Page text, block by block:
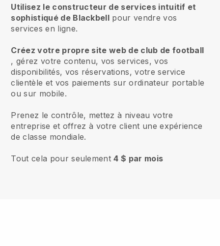
Utilisez le constructeur de services intuitif et
sophistiqué de Blackbell pour vendre vos
services en ligne.
Créez votre propre site web de club de football
, gérez votre contenu, vos services, vos
disponibilités, vos réservations, votre service
clientèle et vos paiements sur ordinateur portable
ou sur mobile.
Prenez le contrôle, mettez à niveau votre
entreprise et offrez à votre client une expérience
de classe mondiale.
Tout cela pour seulement4 $ par mois